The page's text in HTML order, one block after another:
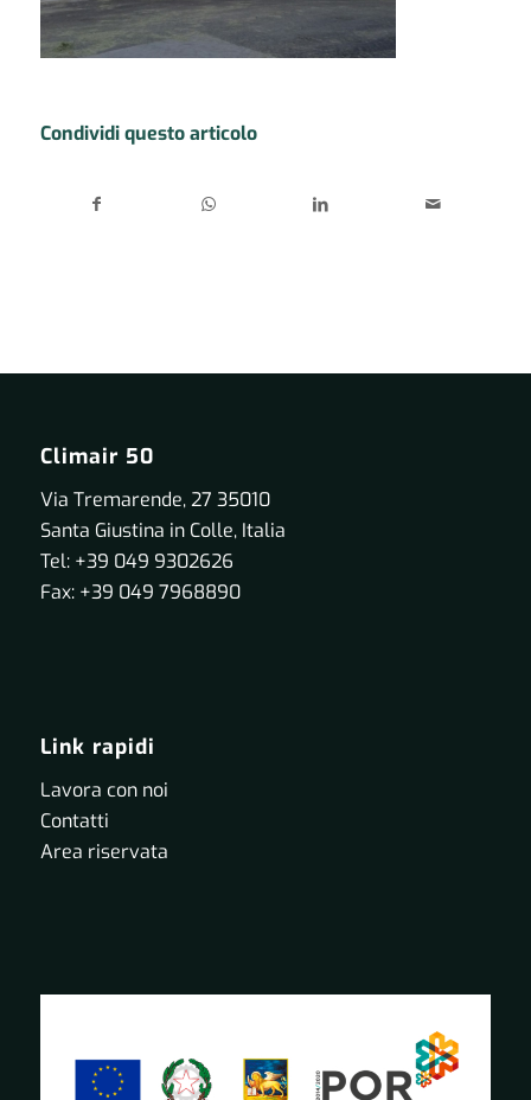
Condividi questo articolo
Climair 50
Via Tremarende, 27 35010
Santa Giustina in Colle, Italia
Tel: +39 049 9302626
Fax: +39 049 7968890
Link rapidi
Lavora con noi
Contatti
Area riservata